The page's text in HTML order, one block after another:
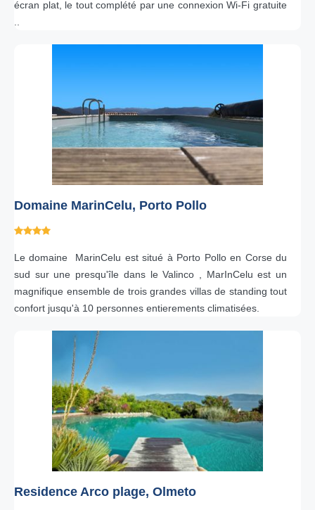
écran plat, le tout complété par une connexion Wi-Fi gratuite
Domaine MarinCelu, Porto Pollo
Le domaine MarinCelu est situé à Porto Pollo en Corse du
sud sur une presqu'île dans le Valinco , MarInCelu est un
magnifique ensemble de trois grandes villas de standing tout
confort jusqu'à 10 personnes entierements climatisées.
Residence Arco plage, Olmeto